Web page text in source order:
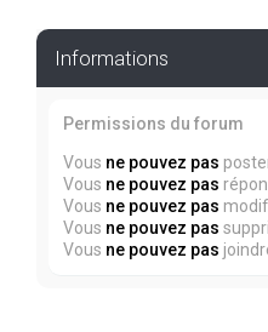
Informations
Permissions du forum
Vous ne pouvez pas
Vous ne pouvez pas
Vous ne pouvez pas
Vous ne pouvez pas
Vous ne pouvez pas